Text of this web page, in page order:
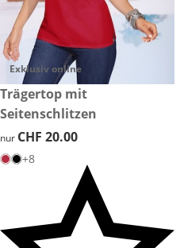
Exklusiv online
CHF 20.00
Trägertop mit
Seitenschlitzen
CHF 20.00
nur CHF 20.00
+8